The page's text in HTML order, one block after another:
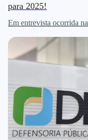
para 2025!
Em entrevista ocorrida